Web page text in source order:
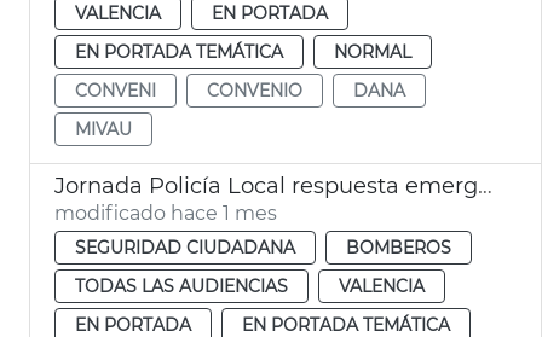
VALENCIA
EN PORTADA
EN PORTADA TEMÁTICA
NORMAL
CONVENI
CONVENIO
DANA
MIVAU
Jornada Policía Local respuesta emergencias València
modificado hace 1 mes
SEGURIDAD CIUDADANA
BOMBEROS
TODAS LAS AUDIENCIAS
VALENCIA
EN PORTADA
EN PORTADA TEMÁTICA